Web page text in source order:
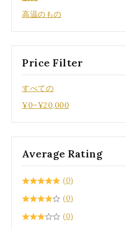
高温のもの
Price Filter
すべての
¥0–¥20,000
Average Rating
(0)
(0)
(0)